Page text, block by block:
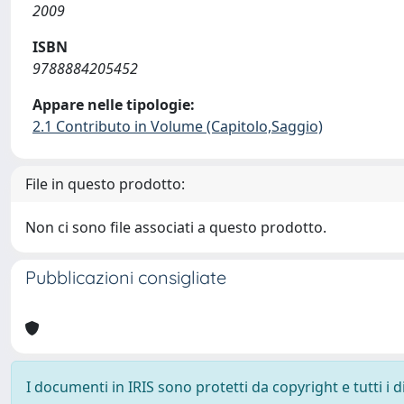
2009
ISBN
9788884205452
Appare nelle tipologie:
2.1 Contributo in Volume (Capitolo,Saggio)
File in questo prodotto:
Non ci sono file associati a questo prodotto.
Pubblicazioni consigliate
I documenti in IRIS sono protetti da copyright e tutti i